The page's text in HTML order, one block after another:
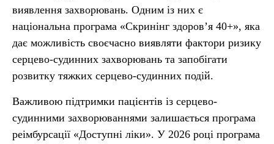
виявлення захворювань. Одним із них є
національна програма «Скринінг здоров’я 40+», яка
дає можливість своєчасно виявляти фактори ризику
серцево-судинних захворювань та запобігати
розвитку тяжких серцево-судинних подій.
Важливою підтримки пацієнтів із серцево-
судинними захворюваннями залишається програма
реімбурсації «Доступні ліки». У 2026 році програма